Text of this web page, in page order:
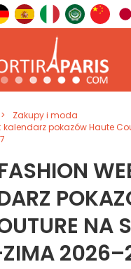
Zakupy i moda
kalendarz pokazów Haute
NA